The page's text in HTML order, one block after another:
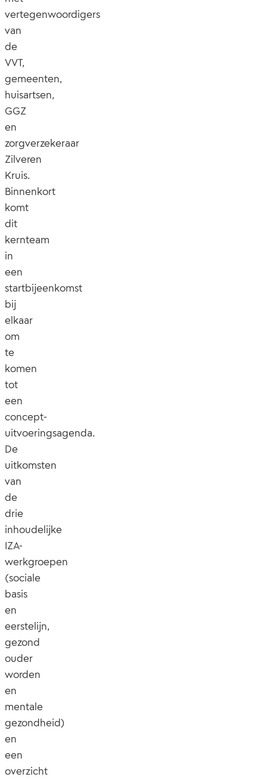
vertegenwoordigers
van
de
VVT,
gemeenten,
huisartsen,
GGZ
en
zorgverzekeraar
Zilveren
Kruis.
Binnenkort
komt
dit
kernteam
in
een
startbijeenkomst
bij
elkaar
om
te
komen
tot
een
concept-
uitvoeringsagenda.
De
uitkomsten
van
de
drie
inhoudelijke
IZA-
werkgroepen
(sociale
basis
en
eerstelijn,
gezond
ouder
worden
en
mentale
gezondheid)
en
een
overzicht